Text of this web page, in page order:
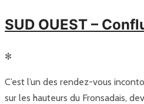
SUD OUEST –
✻
C’est l’un des rendez-vous
sur les hauteurs du Fronsadais,